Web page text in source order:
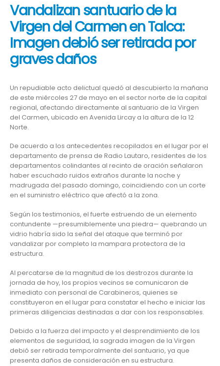
Vandalizan santuario de la
Virgen del Carmen en Talca:
Imagen debió ser retirada por
graves daños
Un repudiable acto delictual quedó al descubierto la mañana
de este miércoles 27 de mayo en el sector norte de la capital
regional, afectando directamente al santuario de la Virgen
del Carmen, ubicado en Avenida Lircay a la altura de la 12
Norte.
De acuerdo a los antecedentes recopilados en el lugar por el
departamento de prensa de Radio Lautaro, residentes de los
departamentos colindantes al recinto de oración señalaron
haber escuchado ruidos extraños durante la noche y
madrugada del pasado domingo, coincidiendo con un corte
en el suministro eléctrico que afectó a la zona.
Según los testimonios, el fuerte estruendo de un elemento
contundente —presumiblemente una piedra— quebrando un
vidrio habría sido la señal del ataque que terminó por
vandalizar por completo la mampara protectora de la
estructura.
Al percatarse de la magnitud de los destrozos durante la
jornada de hoy, los propios vecinos se comunicaron de
inmediato con personal de Carabineros, quienes se
constituyeron en el lugar para constatar el hecho e iniciar las
primeras diligencias destinadas a dar con los responsables.
Debido a la fuerza del impacto y el desprendimiento de los
elementos de seguridad, la sagrada imagen de la Virgen
debió ser retirada temporalmente del santuario, ya que
presenta daños de consideración en su estructura.